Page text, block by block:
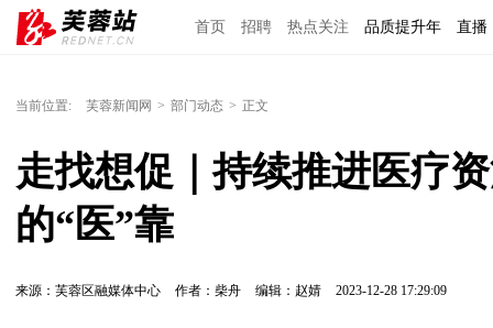
首页 招聘 热点关注 品质提升年 直播
当前位置: 芙蓉新闻网 > 部门动态 > 正文
走找想促｜持续推进医疗
的“医”靠
来源：芙蓉区融媒体中心 作者：柴舟 编辑：赵婧 2023-12-28 17:29:09